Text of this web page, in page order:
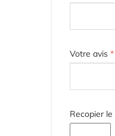
Votre avis *
Recopier le